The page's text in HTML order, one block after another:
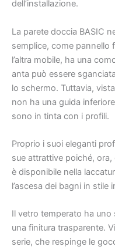
dell’installazione.
La parete doccia BASIC
semplice, come pannello
l’altra mobile, ha una
anta può essere
lo schermo. Tuttavia,
non ha una guida
sono in tinta con i profili.
Proprio i suoi eleganti
sue attrattive poiché, ora,
è disponibile nella
l’ascesa dei bagni in stile
Il vetro temperato ha
una finitura trasparente.
serie, che respinge le